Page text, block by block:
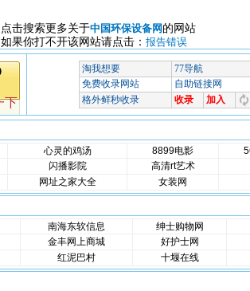
点击搜索更多关于中国环保设备网 的网站
如果你打不开该网站请点击： 报告错误
心灵的鸡汤 8899电影
闪播影院
高清rt艺术
网址之家大全 女装网
南海东软信息
绅士购物网
金丰网上商城
好护士网
红泥巴村 十堰在线